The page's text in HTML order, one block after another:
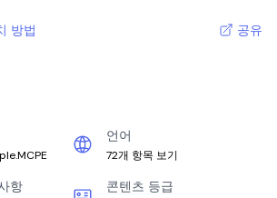
방법 공유
언어
72개 항목 보기
항 콘텐츠 등급